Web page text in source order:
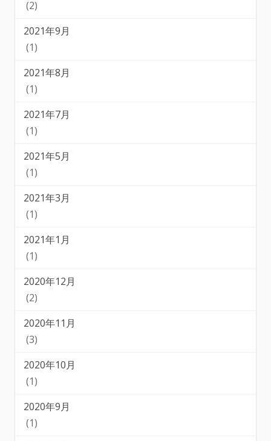
(2)
2021年9月
(1)
2021年8月
(1)
2021年7月
(1)
2021年5月
(1)
2021年3月
(1)
2021年1月
(1)
2020年12月
(2)
2020年11月
(3)
2020年10月
(1)
2020年9月
(1)